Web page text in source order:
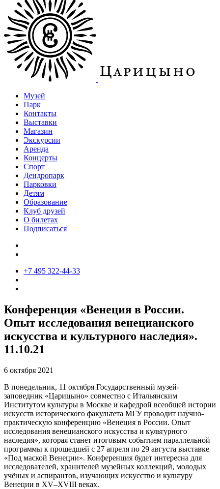
Музей
Парк
Контакты
Выставки
Магазин
Экскурсии
Аренда
Концерты
Спорт
Дендропарк
Парковки
Детям
Образование
Клуб друзей
О билетах
Подписаться
+7 495 322-44-33
Конференция «Венеция в России.
Опыт исследования венецианского
искусства и культурного наследия».
11.10.21
6 октября 2021
В понедельник, 11 октября Государственный музей-
заповедник «Царицыно» совместно с Итальянским
Институтом культуры в Москве и кафедрой всеобщей истории
искусств исторического факультета МГУ проводит научно-
практическую конференцию «Венеция в России. Опыт
исследования венецианского искусства и культурного
наследия», которая станет итоговым событием параллельной
программы к прошедшей с 27 апреля по 29 августа выставке
«Под маской Венеции». Конференция будет интересна для
исследователей, хранителей музейных коллекций, молодых
учёных и аспирантов, изучающих искусство и культуру
Венеции в XV–XVIII веках.